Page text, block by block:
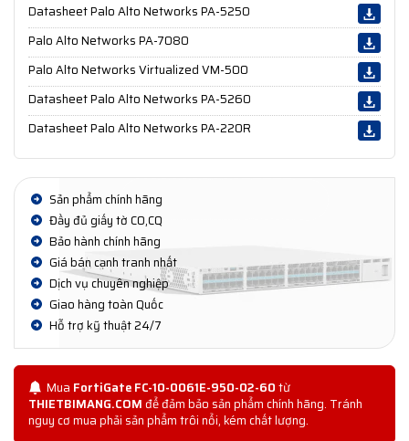
Datasheet Palo Alto Networks PA-5250
Palo Alto Networks PA-7080
Palo Alto Networks Virtualized VM-500
Datasheet Palo Alto Networks PA-5260
Datasheet Palo Alto Networks PA-220R
Sản phẩm chính hãng
Đầy đủ giấy tờ CO,CQ
Bảo hành chính hãng
Giá bán cạnh tranh nhất
Dịch vụ chuyên nghiệp
Giao hàng toàn Quốc
Hỗ trợ kỹ thuật 24/7
Mua FortiGate FC-10-0061E-950-02-60từ
THIETBIMANG.COMđể đảm bảo sản phẩm chính hãng. Tránh
nguy cơ mua phải sản phẩm trôi nổi, kém chất lượng.